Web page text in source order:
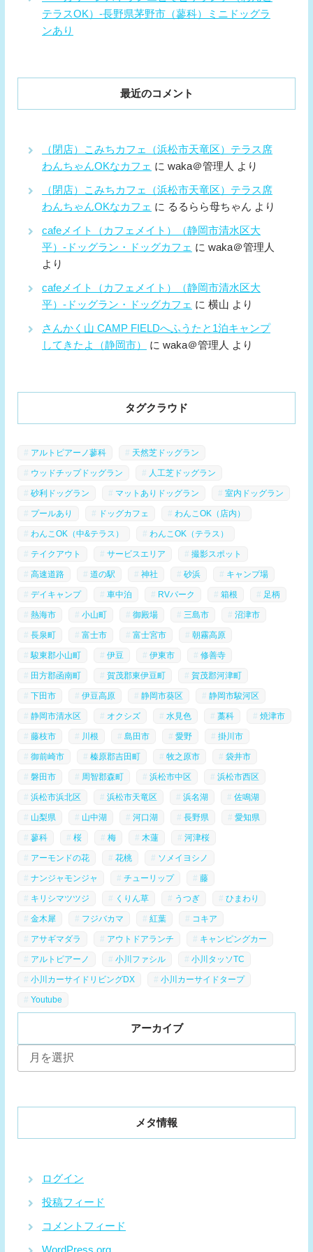
テラスOK）-長野県茅野市（蓼科）ミニドッグラ
ンあり
最近のコメント
（閉店）こみちカフェ（浜松市天竜区）テラス席
わんちゃんOKなカフェ に waka＠管理人 より
（閉店）こみちカフェ（浜松市天竜区）テラス席
わんちゃんOKなカフェ に るるらら母ちゃん より
cafeメイト（カフェメイト）（静岡市清水区大
平）-ドッグラン・ドッグカフェ に waka＠管理人
より
cafeメイト（カフェメイト）（静岡市清水区大
平）-ドッグラン・ドッグカフェ に 横山 より
さんかく山 CAMP FIELDへふうたと1泊キャンプ
してきたよ（静岡市）
に waka＠管理人 より
タグクラウド
アルトピアーノ蓼科 天然芝ドッグラン
ウッドチップドッグラン 人工芝ドッグラン
砂利ドッグラン マットありドッグラン 室内ドッグラン
プールあり ドッグカフェ わんこOK（店内）
わんこOK（中&テラス） わんこOK（テラス）
テイクアウト サービスエリア 撮影スポット
高速道路 道の駅 神社 砂浜 キャンプ場
デイキャンプ 車中泊 RVパーク 箱根 足柄
熱海市 小山町 御殿場 三島市 沼津市
長泉町 富士市 富士宮市 朝霧高原
駿東郡小山町 伊豆 伊東市 修善寺
田方郡函南町 賀茂郡東伊豆町 賀茂郡河津町
下田市 伊豆高原 静岡市葵区 静岡市駿河区
静岡市清水区 オクシズ 水見色 藁科 焼津市
藤枝市 川根 島田市 愛野 掛川市
御前崎市 榛原郡吉田町 牧之原市 袋井市
磐田市 周智郡森町 浜松市中区 浜松市西区
浜松市浜北区 浜松市天竜区 浜名湖 佐鳴湖
山梨県 山中湖 河口湖 長野県 愛知県
蓼科 桜 梅 木蓮 河津桜
アーモンドの花 花桃 ソメイヨシノ
ナンジャモンジャ チューリップ 藤
キリシマツツジ くりん草 うつぎ ひまわり
金木犀 フジバカマ 紅葉 コキア
アサギマダラ アウトドアランチ キャンピングカー
アルトピアーノ 小川ファシル 小川タッソTC
小川カーサイドリビングDX 小川カーサイドタープ
Youtube
アーカイブ
ー
メタ情報
ログイン
投稿フィード
コメントフィード
WordPress.org